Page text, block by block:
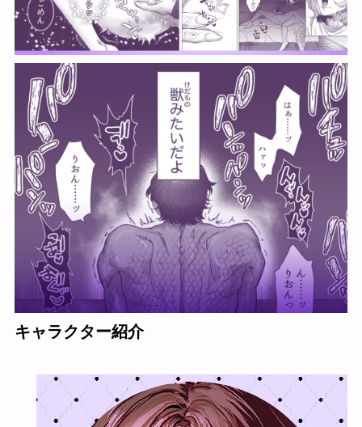
キャラクター紹介